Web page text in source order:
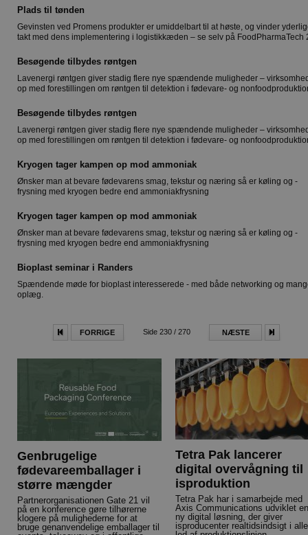
Plads til tønden
Gevinsten ved Promens produkter er umiddelbart til at høste, og vinder
takt med dens implementering i logistikkæden – se selv på FoodPharmaTech
Besøgende tilbydes røntgen
Lavenergi røntgen giver stadig flere nye spændende muligheder –
op med forestillingen om røntgen til detektion i fødevare- og
Besøgende tilbydes røntgen
Lavenergi røntgen giver stadig flere nye spændende muligheder –
op med forestillingen om røntgen til detektion i fødevare- og
Kryogen tager kampen op mod ammoniak
Ønsker man at bevare fødevarens smag, tekstur og næring så er køling og -
frysning med kryogen bedre end ammoniakfrysning
Kryogen tager kampen op mod ammoniak
Ønsker man at bevare fødevarens smag, tekstur og næring så er køling og -
frysning med kryogen bedre end ammoniakfrysning
Bioplast seminar i Randers
Spændende møde for bioplast interesserede - med både networking og
oplæg.
FORRIGE Side 230 / 270 NÆSTE
Genbrugelige
fødevareemballager i
større mængder
Partnerorganisationen Gate 21 vil
på en konference gøre tilhørerne
klogere på mulighederne for at
bruge genanvendelige emballager til
Tetra Pak lancerer
digital overvågning til
isproduktion
Tetra Pak har i samarbejde med
Axis Communications udviklet en
ny digital løsning, der giver
isproducenter realtidsindsigt i alle